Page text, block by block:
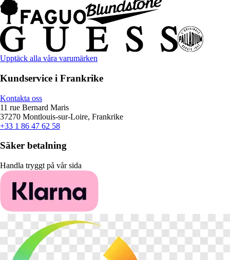
Upptäck alla våra varumärken
Kundservice i Frankrike
Kontakta oss
11 rue Bernard Maris
37270 Montlouis-sur-Loire, Frankrike
+33 1 86 47 62 58
Säker betalning
Handla tryggt på vår sida